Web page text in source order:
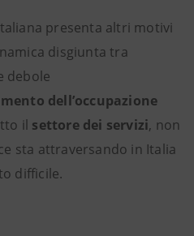
presenta altri motivi
disgiunta tra
debole
dell’occupazione
il settore dei servizi, non
sta attraversando in Italia
difficile.